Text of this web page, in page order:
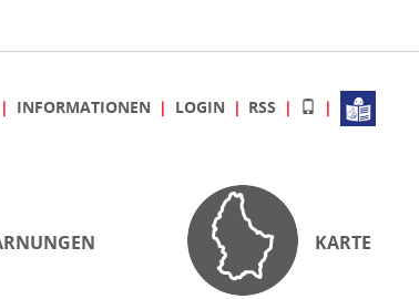
INFORMATIONEN LOGIN RSS
KARTE